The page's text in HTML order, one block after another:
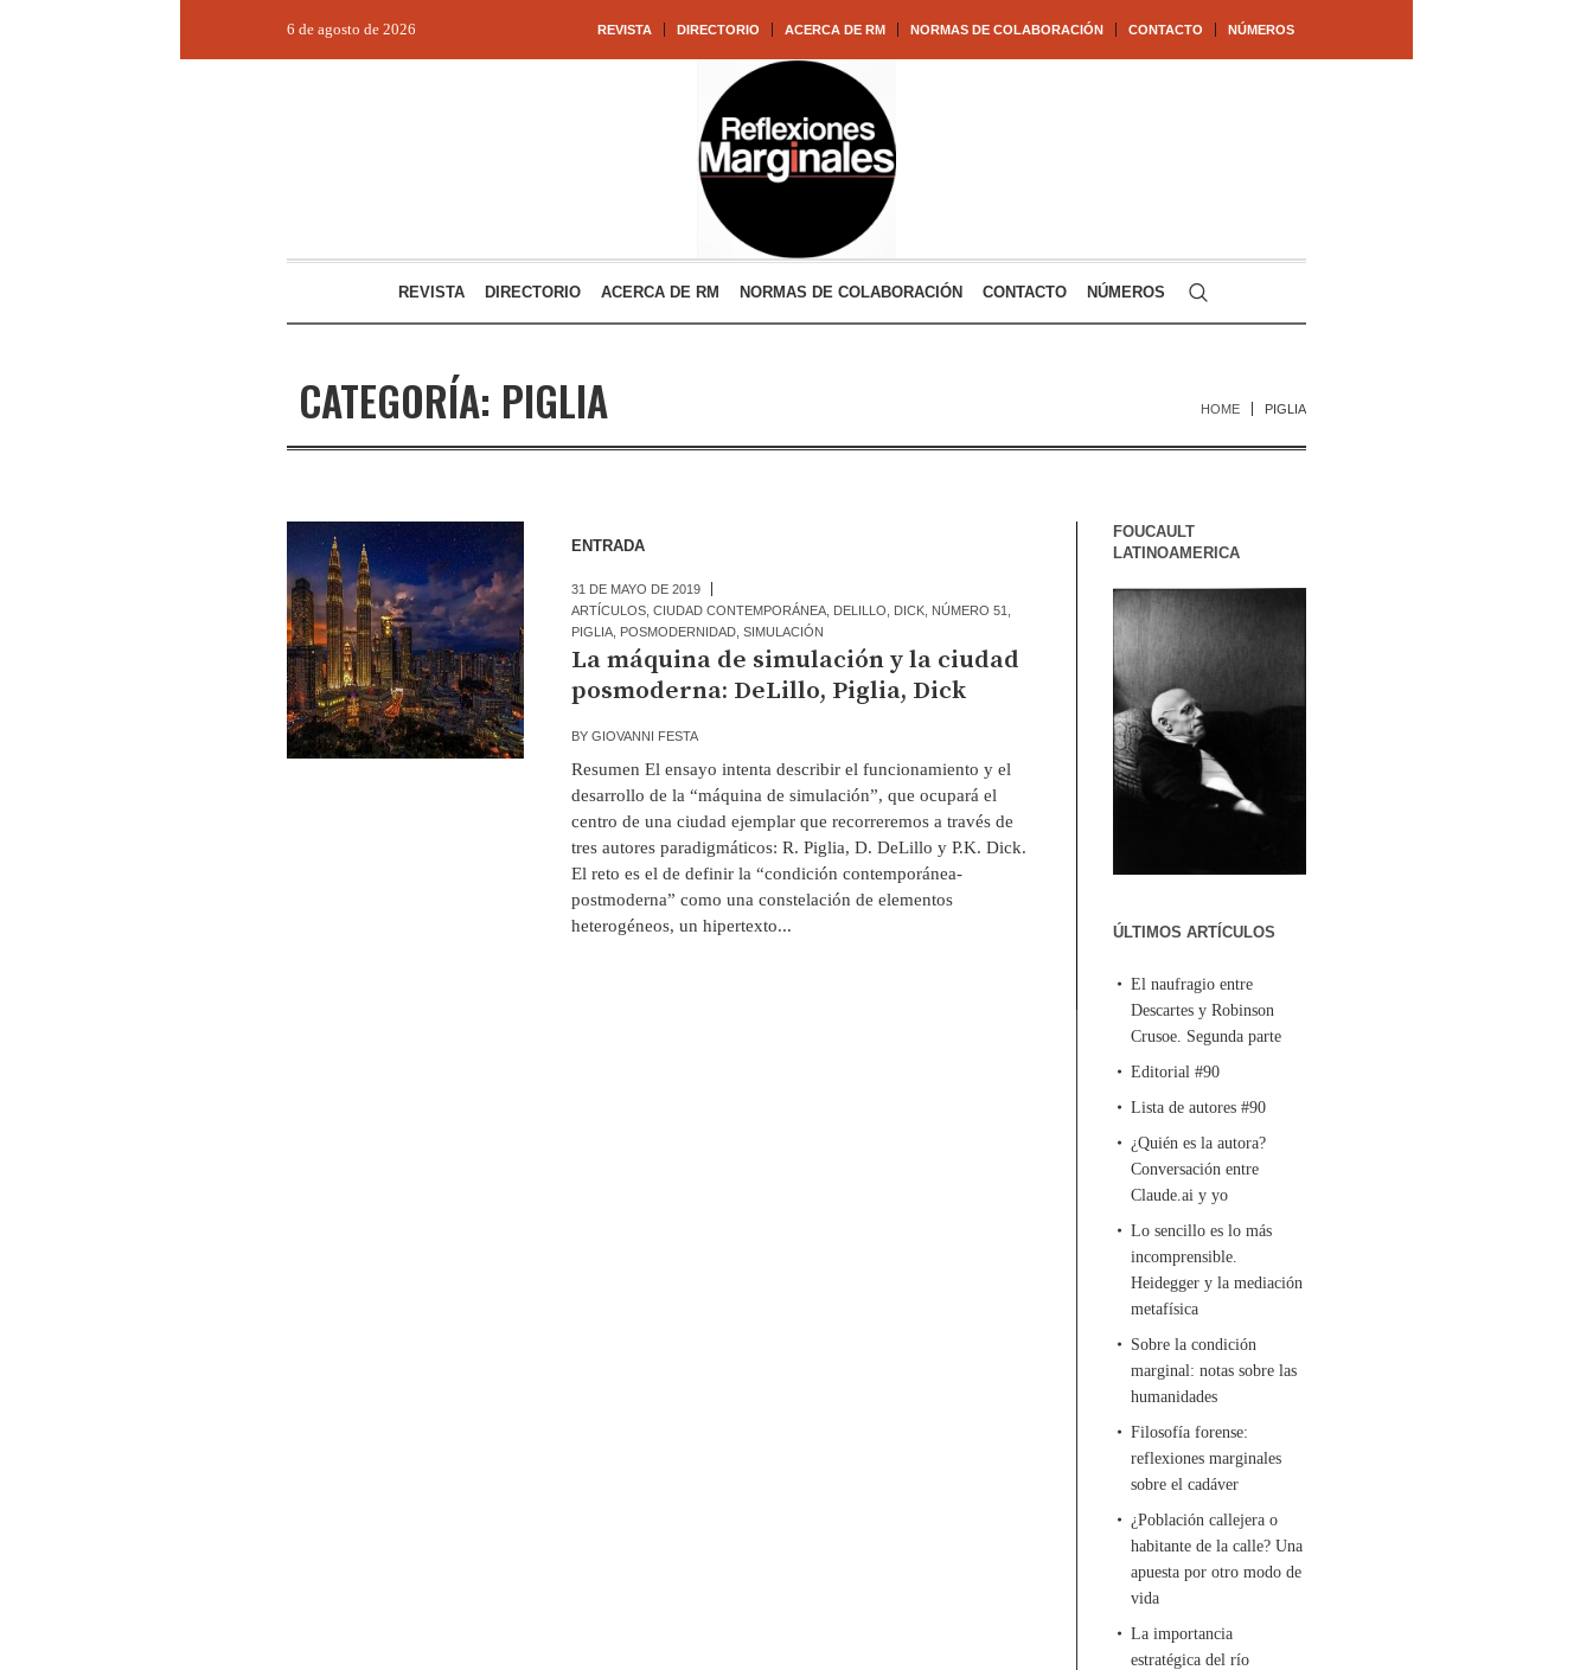
REVISTA DIRECTORIO ACERCA DE RM NORMAS DE COLABORACIÓN CONTACTO NÚMEROS
6 de agosto de 2026
REVISTA DIRECTORIO ACERCA DE RM NORMAS DE COLABORACIÓN CONTACTO NÚMEROS
CATEGORÍA: PIGLIA HOME PIGLIA
ENTRADA
31 DE MAYO DE 2019
ARTÍCULOS, CIUDAD CONTEMPORÁNEA, DELILLO DICK, NÚMERO 51
PIGLIA, POSMODERNIDAD, SIMULACIÓN
La máquina de simulación y la ciudad
posmoderna: DeLillo, Piglia, Dick
BY GIOVANNI FESTA
Resumen El ensayo intenta describir el funcionamiento y el
desarrollo de la “máquina de simulación”, que ocupará el
centro de una ciudad ejemplar que recorreremos a través de
tres autores paradigmáticos: R. Piglia, D. DeLillo y P.K. Dick.
El reto es el de definir la “condición contemporánea-
postmoderna” como una constelación de elementos
heterogéneos, un hipertexto...
FOUCAULT
LATINOAMERICA
ÚLTIMOS ARTÍCULOS
El naufragio entre
Descartes y Robinson
Crusoe. Segunda parte
Editorial #90
Lista de autores #90
¿Quién es la autora?
Conversación entre
Claude.ai y yo
Lo sencillo es lo más
incomprensible.
Heidegger y la mediación
metafísica
Sobre la condición
marginal: notas sobre las
humanidades
Filosofía forense:
reflexiones marginales
sobre el cadáver
¿Población callejera o
habitante de la calle? Una
apuesta por otro modo de
vida
La importancia
estratégica del río